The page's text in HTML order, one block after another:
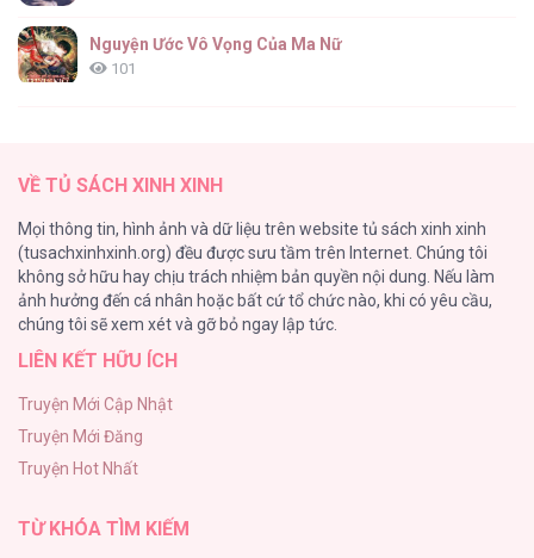
Nguyện Ước Vô Vọng Của Ma Nữ
101
95
Búp Măng Hư Và Đối Tác Hoàn Hảo
86
A Nào, Ngậm Thìa Vàng Nhé?
Liveta
72
VỀ TỦ SÁCH XINH XINH
Mọi thông tin, hình ảnh và dữ liệu trên website tủ sách xinh xinh
(tusachxinhxinh.org) đều được sưu tầm trên Internet. Chúng tôi
không sở hữu hay chịu trách nhiệm bản quyền nội dung. Nếu làm
ảnh hưởng đến cá nhân hoặc bất cứ tổ chức nào, khi có yêu cầu,
chúng tôi sẽ xem xét và gỡ bỏ ngay lập tức.
LIÊN KẾT HỮU ÍCH
Truyện Mới Cập Nhật
Truyện Mới Đăng
Truyện Hot Nhất
TỪ KHÓA TÌM KIẾM